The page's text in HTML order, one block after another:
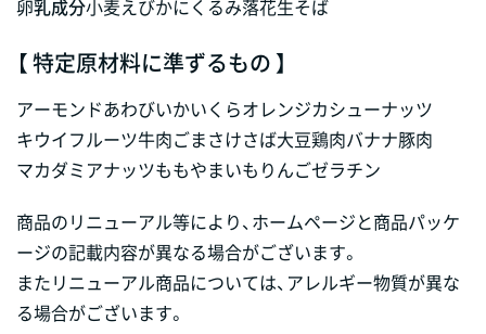
卵乳成分小麦えびかにくるみ落花生そば
【 特定原材料に準ずるもの 】
アーモンドあわびいかいくらオレンジカシューナッツ
キウイフルーツ牛肉ごまさけさば大豆鶏肉バナナ豚肉
マカダミアナッツももやまいも りんごゼラチン
商品のリニューアル等により、ホームページと商品パッケ
ージの記載内容が異なる場合がございます。
またリニューアル商品については、アレルギー物質が異な
る場合がございます。